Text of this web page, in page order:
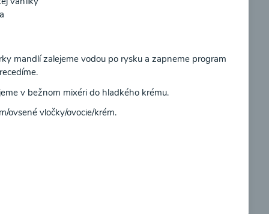
mandlí zalejeme vodou po rysku a zapneme program
v bežnom mixéri do hladkého krému.
ovsené vločky/ovocie/krém.